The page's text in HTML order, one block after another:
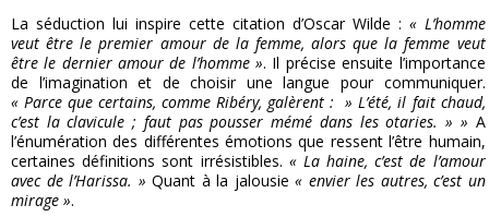
La séduction lui inspire cette citation d’Oscar Wilde : « L’homme
veut être le premier amour de la femme, alors que la femme veut
être le dernier amour de l’homme ». Il précise ensuite l’importance
de l’imagination et de choisir une langue pour communiquer.
« Parce que certains, comme Ribéry, galèrent : » L’été, il fait chaud,
c’est la clavicule ; faut pas pousser mémé dans les otaries. » » A
l’énumération des différentes émotions que ressent l’être humain,
certaines définitions sont irrésistibles. « La haine, c’est de l’amour
avec de l’Harissa. » Quant à la jalousie« envier les autres, c’est un
mirage ».